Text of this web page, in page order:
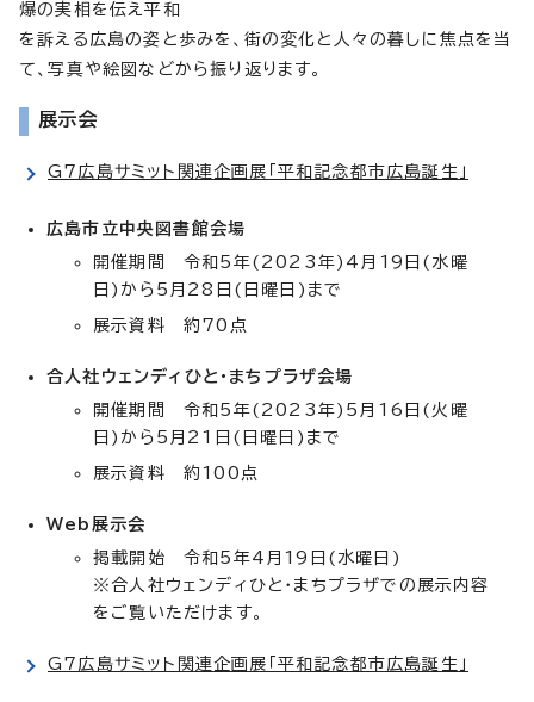
爆の実相を伝え平和
を訴える広島の姿と歩みを、街の変化と人々の暮しに焦点を当
て、写真や絵図などから振り返ります。
展示会
G7広島サミット関連企画展「平和記念都市広島誕生」
広島市立中央図書館会場
開催期間 令和5年(2023年)4月19日(水曜
日)から5月28日(日曜日)まで
展示資料 約70点
合人社ウェンディひと・まちプラザ会場
開催期間 令和5年(2023年)5月16日(火曜
日)から5月21日(日曜日)まで
展示資料 約100点
Web展示会
掲載開始 令和5年4月19日(水曜日)
※合人社ウェンディひと・まちプラザでの展示内容
をご覧いただけます。
G7広島サミット関連企画展「平和記念都市広島誕生」